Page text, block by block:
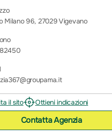
Milano 96, 27029 Vigevano
il sito Ottieni indicazioni
ContattaAgenzia